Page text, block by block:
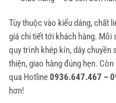
Tùy thuộc vào kiểu dáng, chất
giá chi tiết tới khách hàng. Mỗi
quy trình khép kín, dây chuyền
thiện, giao hàng đúng hẹn.
qua Hotline0936.647.467 –
hơn!